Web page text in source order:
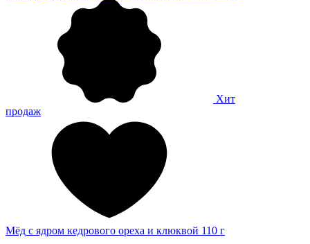
Хит
продаж
Мёд с ядром кедрового ореха и клюквой 110 г